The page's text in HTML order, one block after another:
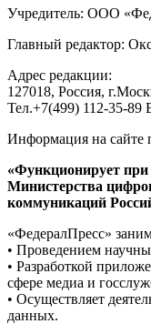
Учредитель: ООО
Главный редактор:
Адрес редакции:
127018, Россия,
Тел.+7(499) 112-35-89
Информация на сайте
«Функционирует
Министерства
коммуникаций
«ФедералПресс»
• Проведением
• Разработкой
сфере медиа и
• Осуществляет
данных.